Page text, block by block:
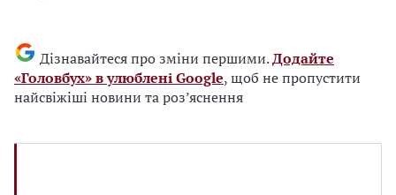
Дізнавайтеся про зміни першими.Додайте
«Головбух» в улюблені Google, щоб не пропустити
найсвіжіші новини та роз’яснення